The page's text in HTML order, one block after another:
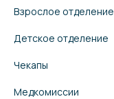
Взрослое отделение
Детское отделение
Чекапы
Медкомиссии